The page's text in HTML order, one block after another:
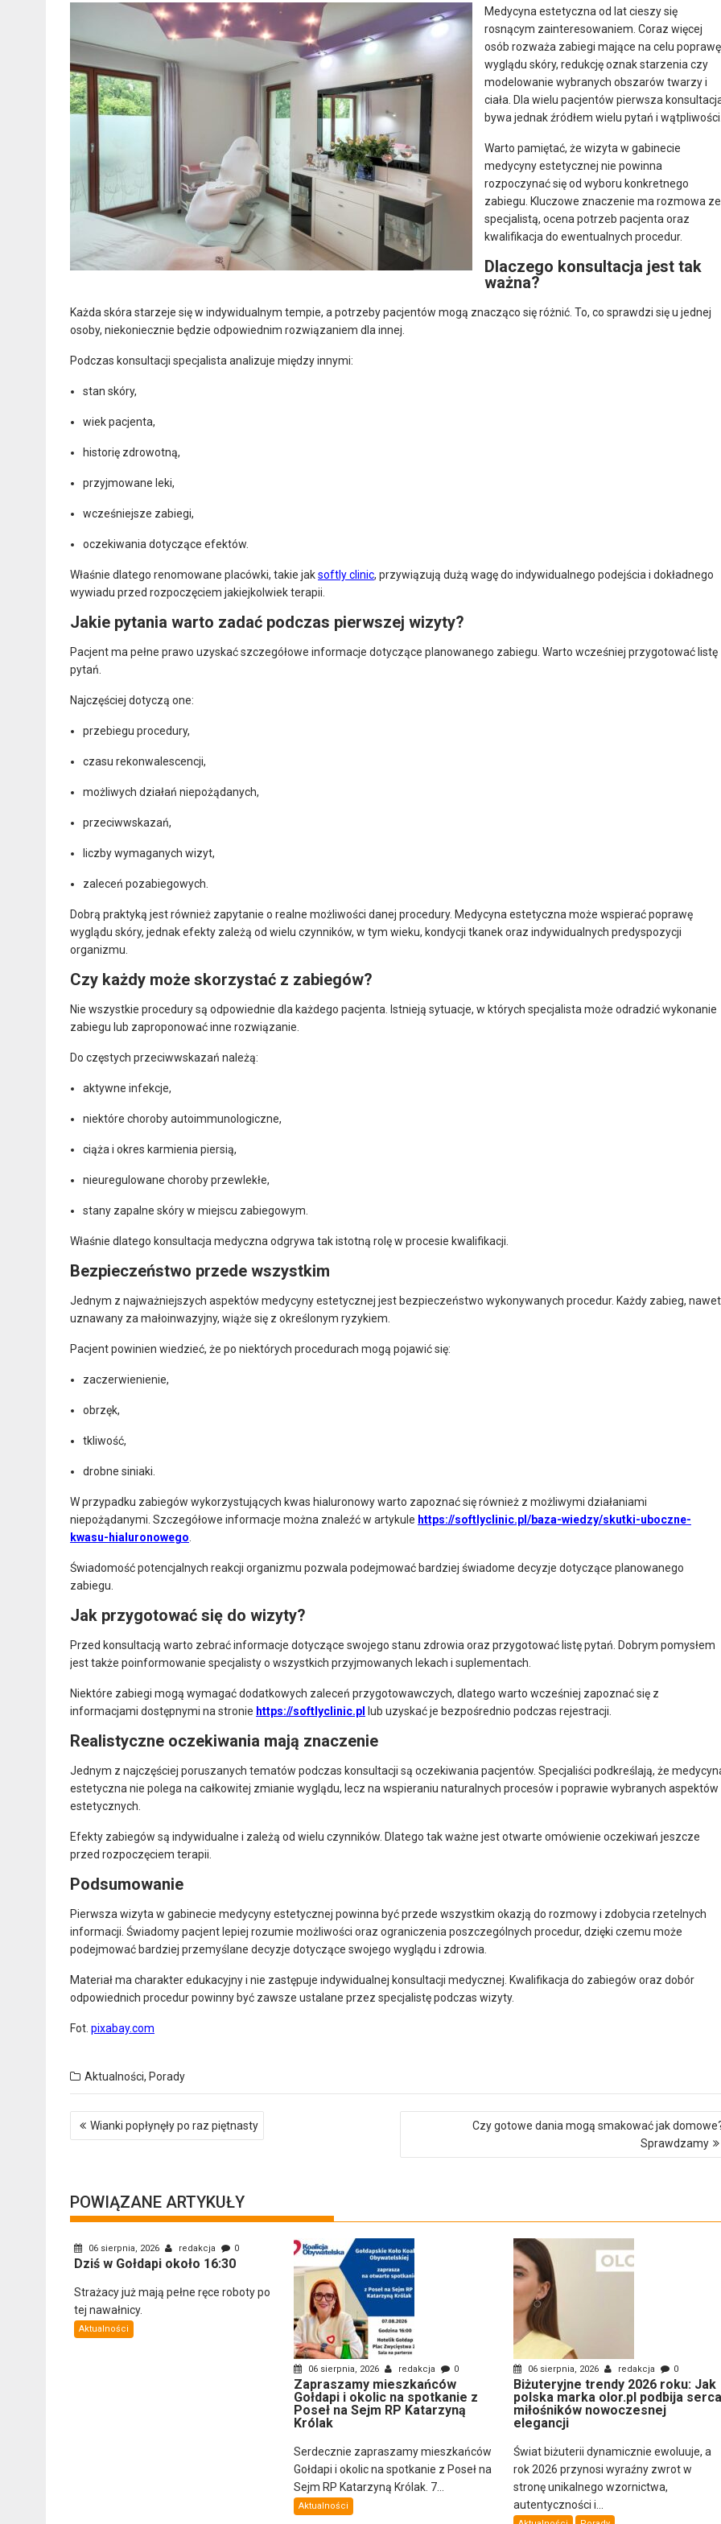
Medycyna estetyczna od lat cieszy się
rosnącym zainteresowaniem. Coraz więcej
osób rozważa zabiegi mające na celu poprawę
wyglądu skóry, redukcję oznak starzenia czy
modelowanie wybranych obszarów twarzy i
ciała. Dla wielu pacjentów pierwsza
bywa jednak źródłem wielu pytań i
Warto pamiętać, że wizyta w gabinecie
medycyny estetycznej nie powinna
rozpoczynać się od wyboru konkretnego
zabiegu. Kluczowe znaczenie ma rozmowa ze
specjalistą, ocena potrzeb pacjenta oraz
kwalifikacja do ewentualnych procedur.
Dlaczego konsultacja jest tak
ważna?
Każda skóra starzeje się w indywidualnym tempie, a potrzeby pacjentów mogą znacząco się różnić. To, co sprawdzi się u jednej
osoby, niekoniecznie będzie odpowiednim rozwiązaniem dla innej.
Podczas konsultacji specjalista analizuje między innymi:
stan skóry,
wiek pacjenta,
historię zdrowotną,
przyjmowane leki,
wcześniejsze zabiegi,
oczekiwania dotyczące efektów.
Właśnie dlatego renomowane placówki, takie jaksoftly clinic, przywiązują dużą wagę do indywidualnego podejścia i dokładnego
wywiadu przed rozpoczęciem jakiejkolwiek terapii.
Jakie pytania warto zadać podczas pierwszej wizyty?
Pacjent ma pełne prawo uzyskać szczegółowe informacje dotyczące planowanego zabiegu. Warto wcześniej przygotować listę
pytań.
Najczęściej dotyczą one:
przebiegu procedury,
czasu rekonwalescencji,
możliwych działań niepożądanych,
przeciwwskazań,
liczby wymaganych wizyt,
zaleceń pozabiegowych.
Dobrą praktyką jest również zapytanie o realne możliwości danej procedury. Medycyna estetyczna może wspierać poprawę
wyglądu skóry, jednak efekty zależą od wielu czynników, w tym wieku, kondycji tkanek oraz indywidualnych predyspozycji
organizmu.
Czy każdy może skorzystać z zabiegów?
Nie wszystkie procedury są odpowiednie dla każdego pacjenta. Istnieją sytuacje, w których specjalista może odradzić wykonanie
zabiegu lub zaproponować inne rozwiązanie.
Do częstych przeciwwskazań należą:
aktywne infekcje,
niektóre choroby autoimmunologiczne,
ciąża i okres karmienia piersią,
nieuregulowane choroby przewlekłe,
stany zapalne skóry w miejscu zabiegowym.
Właśnie dlatego konsultacja medyczna odgrywa tak istotną rolę w procesie kwalifikacji.
Bezpieczeństwo przede wszystkim
Jednym z najważniejszych aspektów medycyny estetycznej jest bezpieczeństwo wykonywanych procedur. Każdy zabieg, nawet
uznawany za małoinwazyjny, wiąże się z określonym ryzykiem.
Pacjent powinien wiedzieć, że po niektórych procedurach mogą pojawić się:
zaczerwienienie,
obrzęk,
tkliwość,
drobne siniaki.
W przypadku zabiegów wykorzystujących kwas hialuronowy warto zapoznać się również z możliwymi działaniami
niepożądanymi. Szczegółowe informacje można znaleźć w artykule https://softlyclinic.pl/baza-wiedzy/skutki-uboczne-
kwasu-hialuronowego
Świadomość potencjalnych reakcji organizmu pozwala podejmować bardziej świadome decyzje dotyczące planowanego
zabiegu.
Jak przygotować się do wizyty?
Przed konsultacją warto zebrać informacje dotyczące swojego stanu zdrowia oraz przygotować listę pytań. Dobrym pomysłem
jest także poinformowanie specjalisty o wszystkich przyjmowanych lekach i suplementach.
Niektóre zabiegi mogą wymagać dodatkowych zaleceń przygotowawczych, dlatego warto wcześniej zapoznać się z
informacjami dostępnymi na stronie https://softlyclinic.pl lub uzyskać je bezpośrednio podczas rejestracji.
Realistyczne oczekiwania mają znaczenie
Jednym z najczęściej poruszanych tematów podczas konsultacji są oczekiwania pacjentów. Specjaliści podkreślają, że
estetyczna nie polega na całkowitej zmianie wyglądu, lecz na wspieraniu naturalnych procesów i poprawie wybranych aspektów
estetycznych.
Efekty zabiegów są indywidualne i zależą od wielu czynników. Dlatego tak ważne jest otwarte omówienie oczekiwań jeszcze
przed rozpoczęciem terapii.
Podsumowanie
Pierwsza wizyta w gabinecie medycyny estetycznej powinna być przede wszystkim okazją do rozmowy i zdobycia rzetelnych
informacji. Świadomy pacjent lepiej rozumie możliwości oraz ograniczenia poszczególnych procedur, dzięki czemu może
podejmować bardziej przemyślane decyzje dotyczące swojego wyglądu i zdrowia.
Materiał ma charakter edukacyjny i nie zastępuje indywidualnej konsultacji medycznej. Kwalifikacja do zabiegów oraz dobór
odpowiednich procedur powinny być zawsze ustalane przez specjalistę podczas wizyty.
Fot. pixabay.com
Aktualności, Porady
Nawigacja
wpisu
Wianki popłynęły po raz piętnasty
Czy gotowe dania mogą smakować jak
Sprawdzamy
POWIĄZANE ARTYKUŁY
06 sierpnia, 2026 redakcja 0
Dziś w Gołdapi około 16:30
Strażacy już mają pełne ręce roboty po
tej nawałnicy.
Aktualności
06 sierpnia, 2026 redakcja 0
Zapraszamy mieszkańców
Gołdapi i okolic na spotkanie z
Poseł na Sejm RP Katarzyną
Królak
Serdecznie zapraszamy mieszkańców
Gołdapi i okolic na spotkanie z Poseł na
Sejm RP Katarzyną Królak. 7...
Aktualności
06 sierpnia, 2026 redakcja 0
Biżuteryjne trendy 2026 roku: Jak
polska marka olor.pl podbija serca
miłośników nowoczesnej
elegancji
Świat biżuterii dynamicznie ewoluuje, a
rok 2026 przynosi wyraźny zwrot w
stronę unikalnego wzornictwa,
autentyczności i...